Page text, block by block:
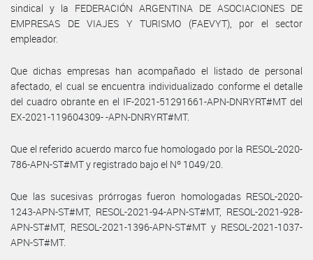
sindical y la FEDERACIÓN ARGENTINA DE ASOCIACIONES DE
EMPRESAS DE VIAJES Y TURISMO (FAEVYT), por el sector
empleador.
Que dichas empresas han acompañado el listado de personal
afectado, el cual se encuentra individualizado conforme el detalle
del cuadro obrante en el IF-2021-51291661-APN-DNRYRT#MT del
EX-2021-119604309- -APN-DNRYRT#MT.
Que el referido acuerdo marco fue homologado por la RESOL-2020-
786-APN-ST#MT y registrado bajo el Nº 1049/20.
Que las sucesivas prórrogas fueron homologadas RESOL-2020-
1243-APN-ST#MT, RESOL-2021-94-APN-ST#MT, RESOL-2021-928-
APN-ST#MT, RESOL-2021-1396-APN-ST#MT y RESOL-2021-1037-
APN-ST#MT.